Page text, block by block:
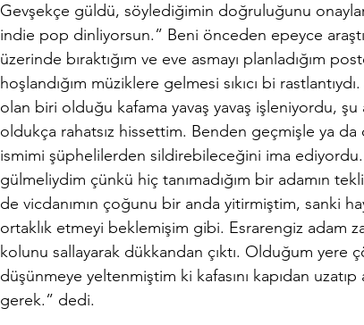
Gevşekçe güldü, söylediğimin doğruluğunu
indie pop dinliyorsun.” Beni önceden epeyce
üzerinde bıraktığım ve eve asmayı planladığım
hoşlandığım müziklere gelmesi sıkıcı bi
olan biri olduğu kafama yavaş yavaş işleniyordu,
oldukça rahatsız hissettim. Benden geçmişle ya da
ismimi şüphelilerden sildirebileceğini ima ediyordu.
gülmeliydim çünkü hiç tanımadığım bir adamın
de vicdanımın çoğunu bir anda yitirmiştim, sanki
ortaklık etmeyi beklemişim gibi. Esrarengiz adam
kolunu sallayarak dükkandan çıktı. Olduğum yere
düşünmeye yeltenmiştim ki kafasını kapıdan
gerek.” dedi.